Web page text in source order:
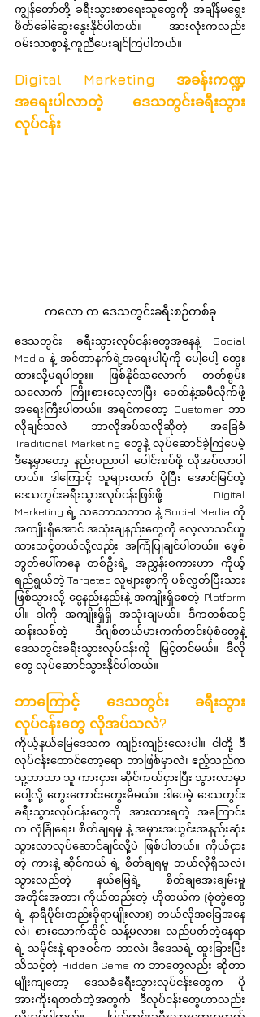
ကျွန်တော်တို့ ခရီးသွားစာရေးသူတွေကို အချိန်မရွေး
ဖိတ်ခေါ်ဆွေးနွေးနိုင်ပါတယ်။ အားလုံးကလည်း
ဝမ်းသာစွာနဲ့ ကူညီပေးချင်ကြပါတယ်။
Digital Marketing အခန်းကဏ္ဍ
အရေးပါလာတဲ့ ဒေသတွင်းခရီးသွား
လုပ်ငန်း
ကလော က ဒေသတွင်းခရီးစဉ်တစ်ခု
ဒေသတွင်း ခရီးသွားလုပ်ငန်းတွေအနေနဲ့ Social
Media နဲ့ အင်တာနက်ရဲ့အရေးပါပုံကို ပေါ့ပေါ့ တွေး
ထားလို့မရပါဘူး။ ဖြစ်နိုင်သလောက် တတ်စွမ်း
သလောက် ကြိုးစားလေ့လာပြီး ခေတ်နဲ့အမီလိုက်ဖို့
အရေးကြီးပါတယ်။ အရင်ကတော့ Customer ဘာ
လိုချင်သလဲ ဘာလိုအပ်သလိုဆိုတဲ့ အခြေခံ
Traditional Marketing တွေနဲ့ လုပ်ဆောင်ခဲ့ကြပေမဲ့
ဒီနေ့မှာတော့ နည်းပညာပါ ပေါင်းစပ်ဖို့ လိုအပ်လာပါ
တယ်။ ဒါကြောင့် သူများထက် ပိုပြီး အောင်မြင်တဲ့
ဒေသတွင်းခရီးသွားလုပ်ငန်းဖြစ်ဖို့ Digital
Marketing ရဲ့ သဘောသဘာဝ နဲ့ Social Media ကို
အကျိုးရှိအောင် အသုံးချနည်းတွေကို လေ့လာသင်ယူ
ထားသင့်တယ်လို့လည်း အကြံပြုချင်ပါတယ်။ ဖေ့စ်
ဘွတ်ပေါ်ကနေ တစ်ဦးရဲ့ အညွှန်းစကားဟာ ကိုယ့်
ရည်ရွယ်တဲ့ Targeted လူများစွာကို ပစ်လွှတ်ပြီးသား
ဖြစ်သွားလို့ ငွေနည်းနည်းနဲ့ အကျိုးရှိစေတဲ့ Platform
ပါ။ ဒါကို အကျိုးရှိရှိ အသုံးချမယ်။ ဒီကတစ်ဆင့်
ဆန်းသစ်တဲ့ ဒီဂျစ်တယ်မားကက်တင်းပုံစံတွေနဲ့
ဒေသတွင်းခရီးသွားလုပ်ငန်းကို မြှင့်တင်မယ်။ ဒီလို
တွေ လုပ်ဆောင်သွားနိုင်ပါတယ်။
ဘာကြောင့် ဒေသတွင်း ခရီးသွား
လုပ်ငန်းတွေ လိုအပ်သလဲ?
ကိုယ့်နယ်မြေဒေသက ကျဉ်းကျဉ်းလေးပါ။ ငါတို့ ဒီ
လုပ်ငန်းထောင်တော့ရော ဘာဖြစ်မှာလဲ၊ ဧည့်သည်က
သူ့ဘာသာ သူ ကားငှား၊ ဆိုင်ကယ်ငှားပြီး သွားလာမှာ
ပေါ့လို့ တွေးကောင်းတွေးမိမယ်။ ဒါပေမဲ့ ဒေသတွင်း
ခရီးသွားလုပ်ငန်းတွေကို အားထားရတဲ့ အကြောင်း
က လုံခြုံရေး၊ စိတ်ချရမှု နဲ့ အမှားအယွင်းအနည်းဆုံး
သွားလာလုပ်ဆောင်ချင်လို့ပဲ ဖြစ်ပါတယ်။ ကိုယ်ငှား
တဲ့ ကားနဲ့ ဆိုင်ကယ် ရဲ့ စိတ်ချရမှု ဘယ်လိုရှိသလဲ၊
သွားလည်တဲ့ နယ်မြေရဲ့ စိတ်ချအေးချမ်းမှု
အတိုင်းအတာ၊ ကိုယ်တည်းတဲ့ ဟိုတယ်က (စုံတွဲတွေ
ရဲ့ နာရီပိုင်းတည်းခိုရာမျိုးလား) ဘယ်လိုအခြေအနေ
လဲ၊ စားသောက်ဆိုင် သန့်မလား၊ လည်ပတ်တဲ့နေရာ
ရဲ့ သမိုင်းနဲ့ ရာဇဝင်က ဘာလဲ၊ ဒီဒေသရဲ့ ထူးခြားပြီး
သိသင့်တဲ့ Hidden Gems က ဘာတွေလည်း ဆိုတာ
မျိုးကျတော့ ဒေသခံခရီးသွားလုပ်ငန်းတွေက ပို
အားကိုးရတတ်တဲ့အတွက် ဒီလုပ်ငန်းတွေဟာလည်း